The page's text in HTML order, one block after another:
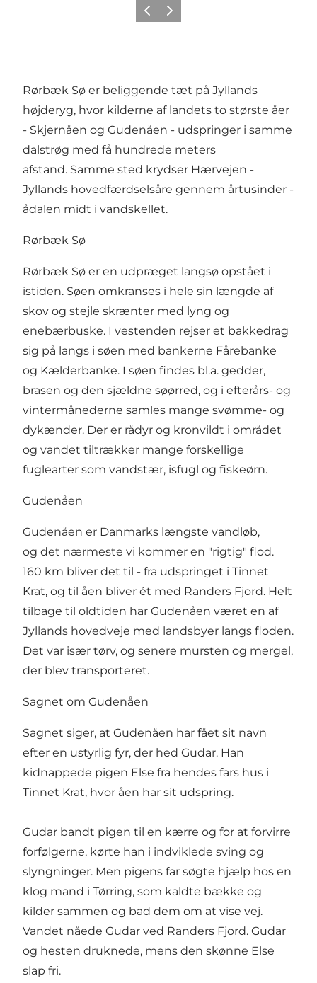
ForrigeNæste
Rørbæk Sø er beliggende tæt på Jyllands
højderyg, hvor kilderne af landets to største åer
- Skjernåen og Gudenåen - udspringer i samme
dalstrøg med få hundrede meters
afstand. Samme sted krydser Hærvejen -
Jyllands hovedfærdselsåre gennem årtusinder -
ådalen midt i vandskellet.
Rørbæk Sø
Rørbæk Sø er en udpræget langsø opstået i
istiden. Søen omkranses i hele sin længde af
skov og stejle skrænter med lyng og
enebærbuske. I vestenden rejser et bakkedrag
sig på langs i søen med bankerne Fårebanke
og Kælderbanke. I søen findes bl.a. gedder,
brasen og den sjældne søørred, og i efterårs- og
vintermånederne samles mange svømme- og
dykænder. Der er rådyr og kronvildt i området
og vandet tiltrækker mange forskellige
fuglearter som vandstær, isfugl og fiskeørn.
Gudenåen
Gudenåen er Danmarks længste vandløb,
og det nærmeste vi kommer en "rigtig" flod.
160 km bliver det til - fra udspringet i Tinnet
Krat, og til åen bliver ét med Randers Fjord. Helt
tilbage til oldtiden har Gudenåen været en af
Jyllands hovedveje med landsbyer langs floden.
Det var især tørv, og senere mursten og mergel,
der blev transporteret.
Sagnet om Gudenåen
Sagnet siger, at Gudenåen har fået sit navn
efter en ustyrlig fyr, der hed Gudar. Han
kidnappede pigen Else fra hendes fars hus i
Tinnet Krat, hvor åen har sit udspring.
Gudar bandt pigen til en kærre og for at forvirre
forfølgerne, kørte han i indviklede sving og
slyngninger. Men pigens far søgte hjælp hos en
klog mand i Tørring, som kaldte bække og
kilder sammen og bad dem om at vise vej.
Vandet nåede Gudar ved Randers Fjord. Gudar
og hesten druknede, mens den skønne Else
slap fri.